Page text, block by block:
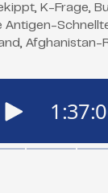
K-Frage,
Afghanistan-